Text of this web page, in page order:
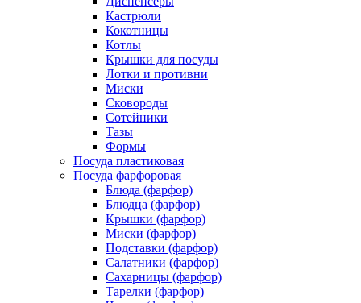
Кастрюли
Кокотницы
Котлы
Крышки для посуды
Лотки и противни
Миски
Сковороды
Сотейники
Тазы
Формы
Посуда пластиковая
Посуда фарфоровая
Блюда (фарфор)
Блюдца (фарфор)
Крышки (фарфор)
Миски (фарфор)
Подставки (фарфор)
Салатники (фарфор)
Сахарницы (фарфор)
Тарелки (фарфор)